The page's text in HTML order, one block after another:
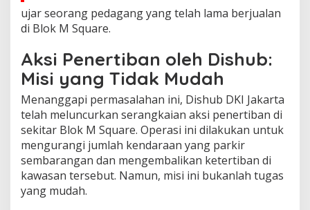
ujar seorang pedagang yang telah lama berjualan
di Blok M Square.
Aksi Penertiban oleh Dishub:
Misi yang Tidak Mudah
Menanggapi permasalahan ini, Dishub DKI Jakarta
telah meluncurkan serangkaian aksi penertiban di
sekitar Blok M Square. Operasi ini dilakukan untuk
mengurangi jumlah kendaraan yang parkir
sembarangan dan mengembalikan ketertiban di
kawasan tersebut. Namun, misi ini bukanlah tugas
yang mudah.